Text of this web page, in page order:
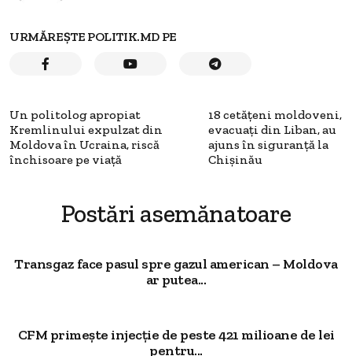
URMĂREȘTE POLITIK.MD PE
Un politolog apropiat
Kremlinului expulzat din
Moldova în Ucraina, riscă
închisoare pe viață
18 cetățeni moldoveni,
evacuați din Liban, au
ajuns în siguranță la
Chișinău
Postări asemănatoare
Transgaz face pasul spre gazul american – Moldova
ar putea...
CFM primește injecție de peste 421 milioane de lei
pentru...